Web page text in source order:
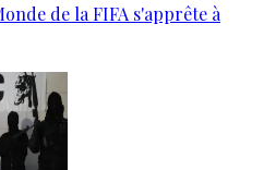
de la FIFA s'apprête à